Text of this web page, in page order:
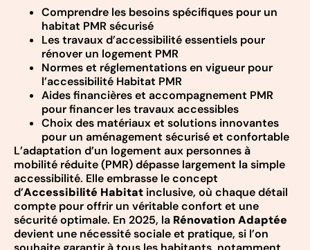
Comprendre les besoins spécifiques pour un
habitat PMR sécurisé
Les travaux d’accessibilité essentiels pour
rénover un logement PMR
Normes et réglementations en vigueur pour
l’accessibilité Habitat PMR
Aides financières et accompagnement PMR
pour financer les travaux accessibles
Choix des matériaux et solutions innovantes
pour un aménagement sécurisé et confortable
L’adaptation d’un logement aux personnes à
mobilité réduite (PMR) dépasse largement la simple
accessibilité. Elle embrasse le concept
d’Accessibilité Habitat inclusive, où chaque détail
compte pour offrir un véritable confort et une
sécurité optimale. En 2025, la Rénovation Adaptée
devient une nécessité sociale et pratique, si l’on